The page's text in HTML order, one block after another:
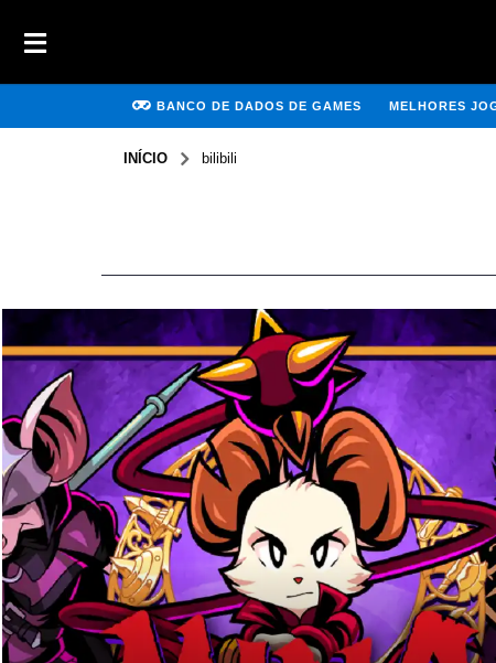
BANCO DE DADOS DE GAMES MELHORES
INÍCIO bilibili